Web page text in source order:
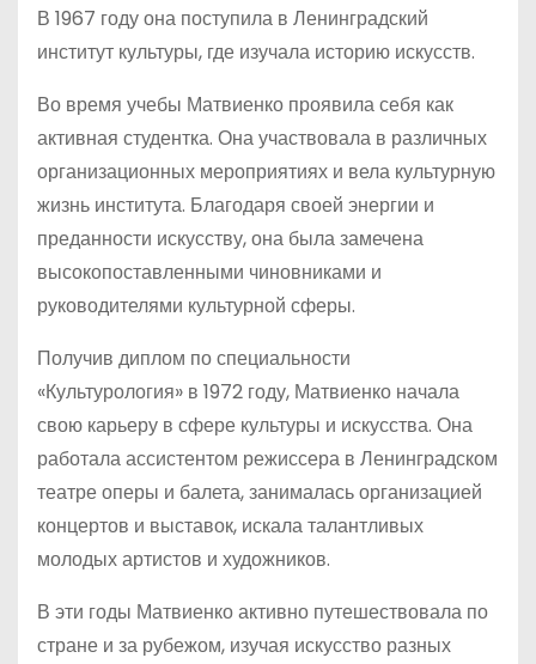
В 1967 году она поступила в Ленинградский
институт культуры, где изучала историю искусств.
Во время учебы Матвиенко проявила себя как
активная студентка. Она участвовала в различных
организационных мероприятиях и вела культурную
жизнь института. Благодаря своей энергии и
преданности искусству, она была замечена
высокопоставленными чиновниками и
руководителями культурной сферы.
Получив диплом по специальности
«Культурология» в 1972 году, Матвиенко начала
свою карьеру в сфере культуры и искусства. Она
работала ассистентом режиссера в Ленинградском
театре оперы и балета, занималась организацией
концертов и выставок, искала талантливых
молодых артистов и художников.
В эти годы Матвиенко активно путешествовала по
стране и за рубежом, изучая искусство разных